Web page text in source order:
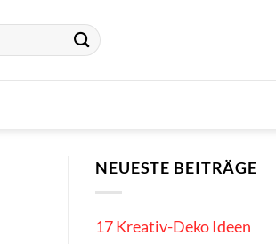
NEUESTE BEITRÄGE
17 Kreativ-Deko Ideen